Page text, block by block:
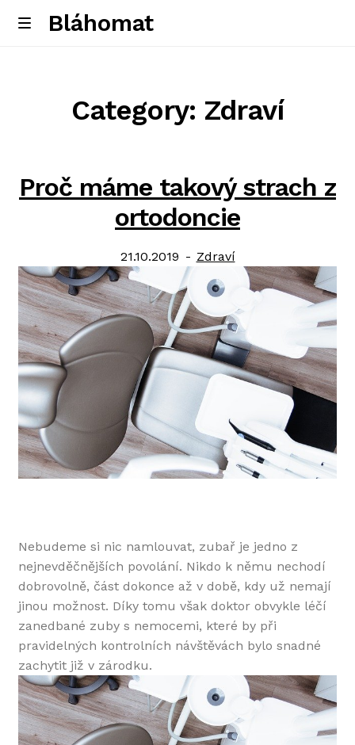
Skip
Skip
M
Bláhomat
Category: Zdraví
Proč máme takový strach z
ortodoncie
Posted
on
21.10.2019 Category:
Zdraví
Nebudeme si nic namlouvat, zubař je jedno z
nejnevděčnějších povolání. Nikdo k němu nechodí
dobrovolně, část dokonce až v době, kdy už nemají
jinou možnost. Díky tomu však doktor obvykle léčí
zanedbané zuby s nemocemi, které by při
pravidelných kontrolních návštěvách bylo snadné
zachytit již v zárodku.